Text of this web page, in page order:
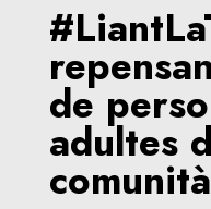
de
adultes